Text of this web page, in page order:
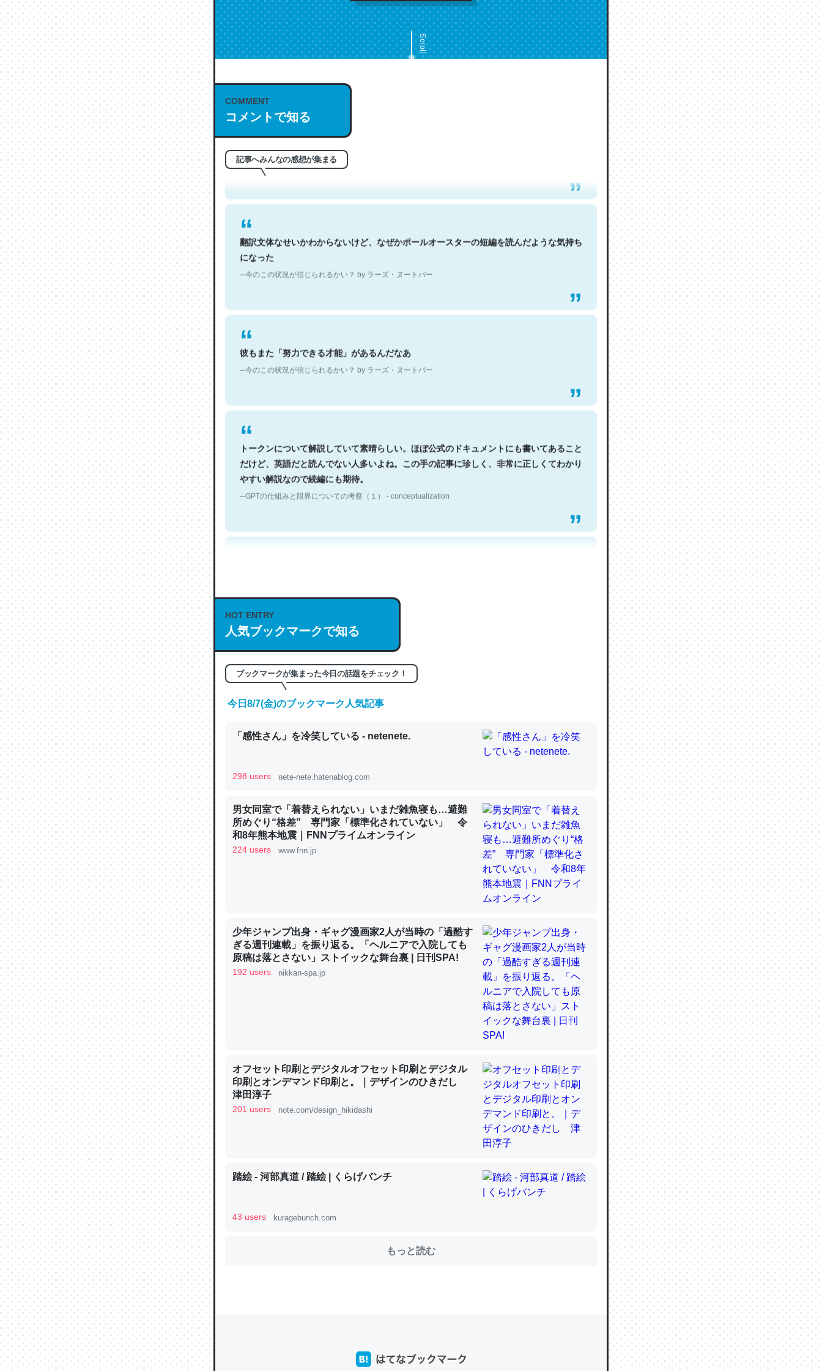
Scroll
COMMENT
コメントで知る
記事へみんなの感想が集まる
これは名文。彼はとてもクレバーなんだろうなと凄く思う。英語少しでも読める人は原文
もお勧め。自分はこの流れ好き。Let’s Fucking Go. Then Covid hit. Shit.
─今のこの状況が信じられるかい？ by ラーズ・ヌートバー
翻訳文体なせいかわからないけど、なぜかポールオースターの短編を読んだような気持ち
になった
─今のこの状況が信じられるかい？ by ラーズ・ヌートバー
彼もまた「努力できる才能」があるんだなあ
─今のこの状況が信じられるかい？ by ラーズ・ヌートバー
トークンについて解説していて素晴らしい。ほぼ公式のドキュメントにも書いてあること
だけど、英語だと読んでない人多いよね。この手の記事に珍しく、非常に正しくてわかり
やすい解説なので続編にも期待。
─GPTの仕組みと限界についての考察（１） - conceptualization
これは良記事。32768トークンだと英語小説100ページ分くらい。小説でいう「ずっと前
の伏線」は回収されないけど、短期記憶というには多い分量。進化すればするほど分かり
やすく強くなりそう
の600分の1程度。
─ニュース :: 【研究発表】昆虫学の大問題＝「昆虫はなぜ海にいないのか」に関する新仮説
は」とあって面白い。海にいる鋏角類（カブトガニ・ウミグモ）はカルシウムを使わずキ
チンを強化してる筈だが、酵素が違うのか？
─ニュース :: 【研究発表】昆虫学の大問題＝「昆虫はなぜ海にいないのか」に関する新仮説
これを元に考えるとカルシウムを大量に使う脊椎動物と貝類は苦労してるんだな…。腹足
─ニュース :: 【研究発表】昆虫学の大問題＝「昆虫はなぜ海にいないのか」に関する新仮説
ウチもEchoを実家に置いて４年。でたまに覗いてる。ぼちぼちRingも置こうかと画策
れ見て生きてるなって分かる。
─たまにLINEするくらいだった遠方の父67歳と僕。ITツール導入でコミュニケーションが劇的に変化し
HOT ENTRY
人気ブックマークで知る
ブックマークが集まった今日の話題をチェック！
今日8/7(金)のブックマーク人気記事
「感性さん」を冷笑している - netenete.
298 users nete-nete.hatenablog.com
男女同室で「着替えられない」いまだ雑魚寝も…避難
所めぐり“格差” 専門家「標準化されていない」 令
和8年熊本地震｜FNNプライムオンライン
224 users www.fnn.jp
少年ジャンプ出身・ギャグ漫画家2人が当時の「過酷す
ぎる週刊連載」を振り返る。「ヘルニアで入院しても
原稿は落とさない」ストイックな舞台裏 | 日刊SPA!
192 users nikkan-spa.jp
オフセット印刷とデジタルオフセット印刷とデジタル
印刷とオンデマンド印刷と。｜デザインのひきだし
津田淳子
201 users note.com/design_hikidashi
踏絵 - 河部真道 / 踏絵 | くらげバンチ
43 users kuragebunch.com
もっと読む